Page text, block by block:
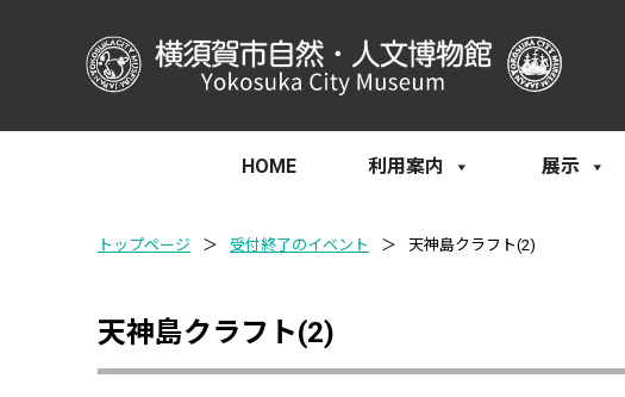
HOME 利用案内 展示
トップページ ＞ 受付終了のイベント ＞ 天神島クラフト(2)
天神島クラフト(2)